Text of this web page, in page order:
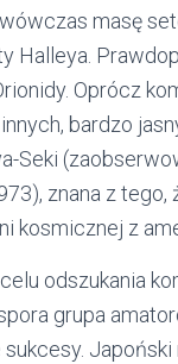
masę
Halleya.
Oprócz
bardzo
Seki
znana z
kosmicznej z
odszukania
grupa